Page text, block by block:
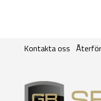
Kontakta oss